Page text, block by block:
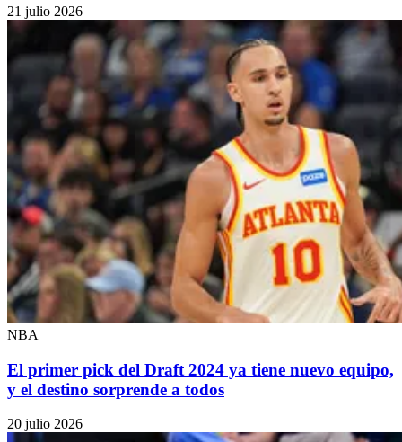
21 julio 2026
NBA
El primer pick del Draft 2024 ya tiene nuevo equipo,
y el destino sorprende a todos
20 julio 2026